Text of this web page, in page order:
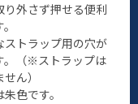
り外さず押せる便利
ストラップ用の穴が
。（※ストラップは
ん）
色です。